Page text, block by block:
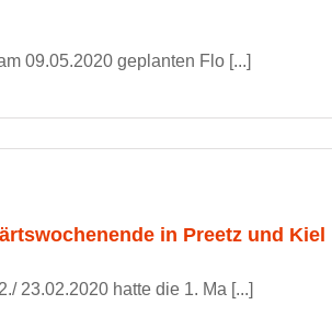
09.05.2020 geplanten Flo [...]
in Preetz und Kiel
23.02.2020 hatte die 1. Ma [...]